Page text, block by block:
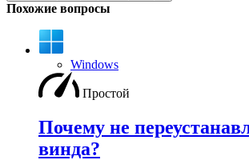
Похожие вопросы
Windows
Простой
Почему не
винда?